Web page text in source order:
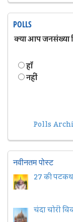
POLLS
क्या आप जनसंख्या
हॉं
नहीं
Polls
नवीनतम पोस्ट
27 की
चंदा चोरी